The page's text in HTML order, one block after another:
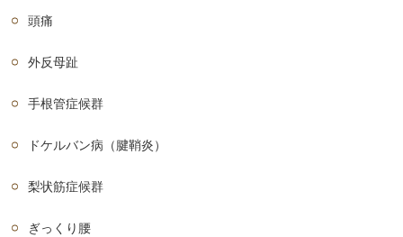
頭痛
外反母趾
手根管症候群
ドケルバン病（腱鞘炎）
梨状筋症候群
ぎっくり腰